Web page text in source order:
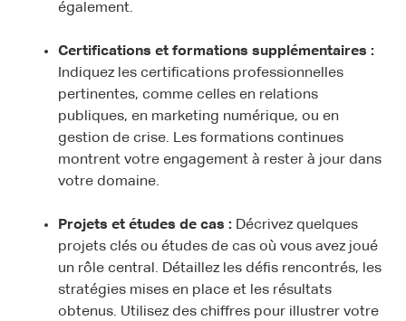
également.
Certifications et formations supplémentaires :
Indiquez les certifications professionnelles
pertinentes, comme celles en relations
publiques, en marketing numérique, ou en
gestion de crise. Les formations continues
montrent votre engagement à rester à jour dans
votre domaine.
Projets et études de cas : Décrivez quelques
projets clés ou études de cas où vous avez joué
un rôle central. Détaillez les défis rencontrés, les
stratégies mises en place et les résultats
obtenus. Utilisez des chiffres pour illustrer votre